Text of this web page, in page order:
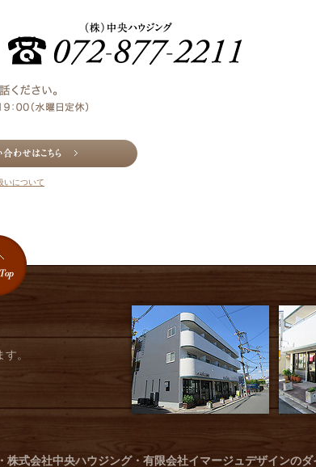
いについて
。
株式会社中央ハウジング・有限会社イマージュデザインの